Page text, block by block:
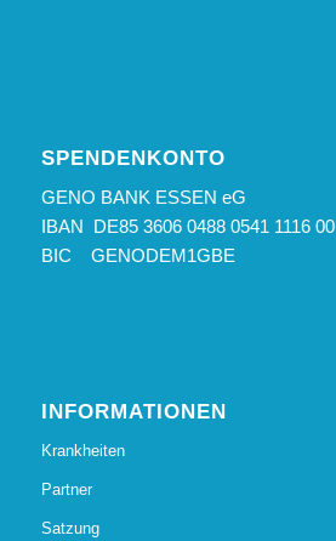
SPENDENKONTO
GENO BANK ESSEN eG
IBAN DE85 3606 0488 0541 1116 00
BIC GENODEM1GBE
INFORMATIONEN
Krankheiten
Partner
Satzung